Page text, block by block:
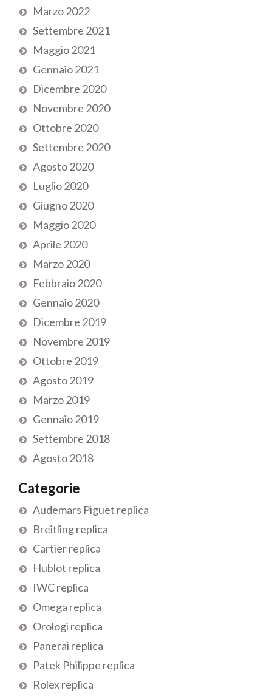
Marzo 2022
Settembre 2021
Maggio 2021
Gennaio 2021
Dicembre 2020
Novembre 2020
Ottobre 2020
Settembre 2020
Agosto 2020
Luglio 2020
Giugno 2020
Maggio 2020
Aprile 2020
Marzo 2020
Febbraio 2020
Gennaio 2020
Dicembre 2019
Novembre 2019
Ottobre 2019
Agosto 2019
Marzo 2019
Gennaio 2019
Settembre 2018
Agosto 2018
Categorie
Audemars Piguet replica
Breitling replica
Cartier replica
Hublot replica
IWC replica
Omega replica
Orologi replica
Panerai replica
Patek Philippe replica
Rolex replica